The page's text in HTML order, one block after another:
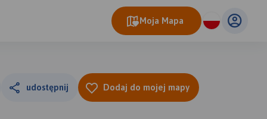
Moja Mapa
udostępnij Dodaj do mojej mapy